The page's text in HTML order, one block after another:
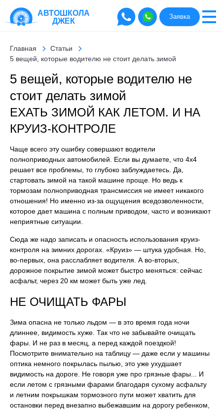
АВТОШКОЛА
ДЖЕК
Заявка
Главная
Статьи
5 вещей, которые водителю не стоит делать зимой
5 вещей, которые водителю не
стоит делать зимой
ЕХАТЬ ЗИМОЙ КАК ЛЕТОМ. И НА
КРУИЗ-КОНТРОЛЕ
Чаще всего эту ошибку совершают водители
полноприводных автомобилей. Если вы думаете, что 4x4
решает все проблемы, то глубоко заблуждаетесь. Да,
стартовать зимой на такой машине проще. Но ведь к
тормозам полноприводная трансмиссия не имеет никакого
отношения! Но именно из-за ощущения вседозволенности,
которое дает машина с полным приводом, часто и возникают
неприятные ситуации.
Сюда же надо записать и опасность использования круиз-
контроля на зимних дорогах. «Круиз» — штука удобная. Но,
во-первых, она расслабляет водителя. А во-вторых,
дорожное покрытие зимой может быстро меняться: сейчас
асфальт, через 20 км может быть уже лед.
НЕ ОЧИЩАТЬ ФАРЫ
Зима опасна не только льдом — в это время года ночи
длиннее, видимость хуже. Так что не забывайте очищать
фары. И не раз в месяц, а перед каждой поездкой!
Посмотрите внимательно на таблицу — даже если у машины
оптика немного покрылась пылью, это уже ухудшает
видимость на дороге. Не говоря уже про грязные фары... И
если летом с грязными фарами благодаря сухому асфальту
и летним покрышкам тормозного пути может хватить для
остановки перед внезапно выбежавшим на дорогу ребенком,